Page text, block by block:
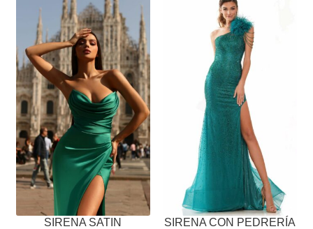
SIRENA SATIN
PRODUCTO
TIENE
MÚLTIPLES
VARIANTES.
LAS
OPCIONES
SE
PUEDEN
ELEGIR
EN
LA
PÁGINA
SIRENA CON PEDRERÍA
PRODUCTO
MÚLTIPLES
VARIANTES.
OPCIONES
PUEDEN
ELEGIR
PÁGINA